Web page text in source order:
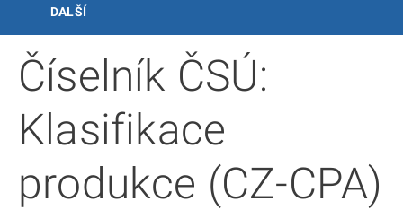
DALŠÍ
Číselník ČSÚ:
Klasifikace
produkce (CZ-CPA)